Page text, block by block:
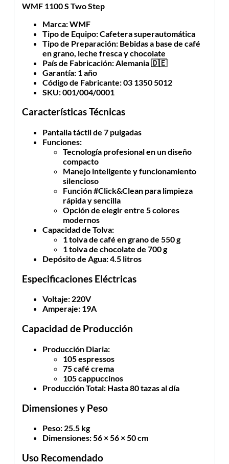
WMF 1100 S Two Step
Marca: WMF
Tipo de Equipo: Cafetera superautomática
Tipo de Preparación: Bebidas a base de café
en grano, leche fresca y chocolate
País de Fabricación: Alemania 🇩🇪
Garantía: 1 año
Código de Fabricante: 03 1350 5012
SKU: 001/004/0001
Características Técnicas
Pantallatáctil de 7 pulgadas
Funciones:
Tecnología profesional en un diseño
compacto
Manejo inteligente y funcionamiento
silencioso
Función #Click&Clean para limpieza
rápida y sencilla
Opción de elegir entre 5 colores
modernos
Capacidad de Tolva:
1 tolva de café en grano de 550 g
1 tolva de chocolate de 700 g
Depósito de Agua: 4.5 litros
Especificaciones Eléctricas
Voltaje: 220V
Amperaje: 19A
Capacidad de Producción
Producción Diaria:
105 espressos
75 café crema
105 cappuccinos
Producción Total: Hasta 80 tazas al día
Dimensiones y Peso
Peso: 25.5 kg
Dimensiones: 56 × 56 × 50 cm
Uso Recomendado